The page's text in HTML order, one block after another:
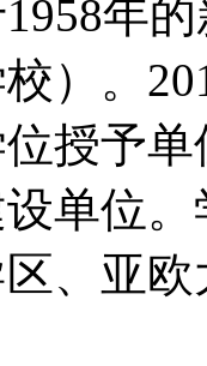
年
）。
授予
单位
、亚